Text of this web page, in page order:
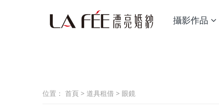
攝影作品
位置： 首頁 > 道具租借 > 眼鏡